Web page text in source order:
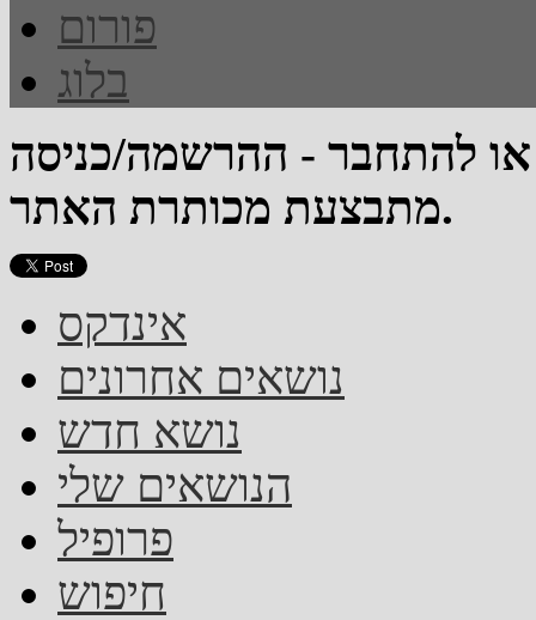
פורום
בלוג
או להתחבר - ההרשמה/כניסה
מתבצעת מכותרת האתר.
אינדקס
נושאים אחרונים
נושא חדש
הנושאים שלי
פרופיל
חיפוש